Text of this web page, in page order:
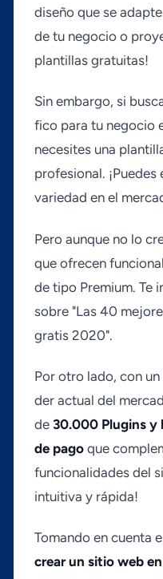
diseño que se
de tu negocio o
plantillas gratuitas!
Sin embargo, si
fico para tu negocio
necesites una
profesional.
variedad en el
Pero aunque no lo
que ofrecen
de tipo Premium. Te
sobre "Las 40
gratis 2020".
Por otro lado, con un
der actual del
de30.000 Plugins y
de pago que
funcionalidades del
intuitiva y rápida!
Tomando en cuenta
crear un sitio web